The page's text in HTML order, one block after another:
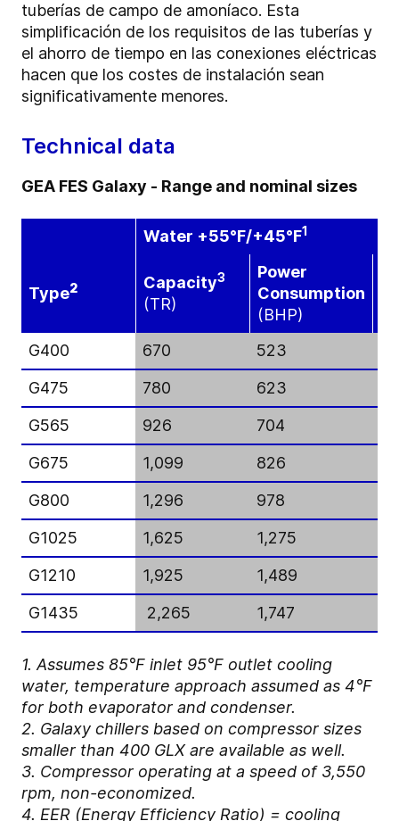
tuberías de campo de amoníaco. Esta
simplificación de los requisitos de las tuberías y
el ahorro de tiempo en las conexiones eléctricas
hacen que los costes de instalación sean
significativamente menores.
Technical data
GEA FES Galaxy - Range and nominal sizes
Water +55°F/+45°F1
Type2 Capacity3
(TR)
Power
Consumption
(BHP)
G400 670 523
G475
780 623
G565
926 704
G675
1,099 826
G800
1,296 978
G1025
1,625 1,275
G1210
1,925 1,489
G1435
2,265 1,747
1. Assumes 85°F inlet 95°F outlet cooling
water, temperature approach assumed as 4°F
for both evaporator and condenser.
2. Galaxy chillers based on compressor sizes
smaller than 400 GLX are available as well.
3. Compressor operating at a speed of 3,550
rpm, non-economized.
4. EER (Energy Efficiency Ratio) = cooling